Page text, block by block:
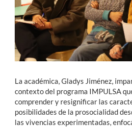
Funcionarios
Alumni
La académica, Gladys Jiménez,
contexto del programa IMPULSA
comprender y resignificar las
posibilidades de la prosocialidad
las vivencias experimentadas,